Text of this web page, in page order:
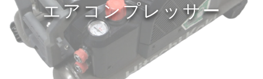
エアコンプレッサー